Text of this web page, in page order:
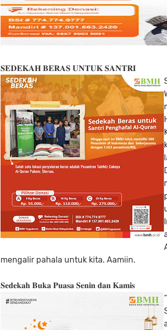
𝐒𝐄𝐃𝐄𝐊𝐀𝐇 𝐁𝐄𝐑𝐀𝐒 𝐔𝐍𝐓𝐔𝐊 𝐒𝐀𝐍𝐓𝐑𝐈
mengalir pahala untuk kita. Aamiin.
𝐒𝐞𝐝𝐞𝐤𝐚𝐡 𝐁𝐮𝐤𝐚 𝐏𝐮𝐚𝐬𝐚 𝐒𝐞𝐧𝐢𝐧 𝐝𝐚𝐧 𝐊𝐚𝐦𝐢𝐬